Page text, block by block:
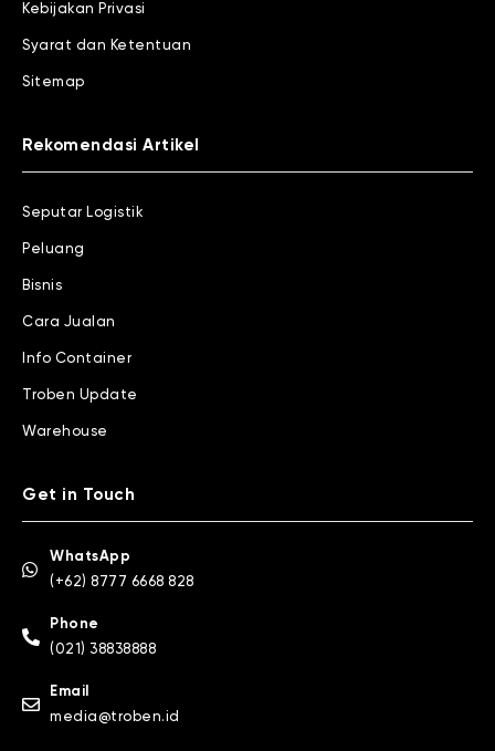
Kebijakan Privasi
Syarat dan Ketentuan
Sitemap
Rekomendasi Artikel
Seputar Logistik
Peluang
Bisnis
Cara Jualan
Info Container
Troben Update
Warehouse
Get in Touch
WhatsApp
(+62) 8777 6668 828
Phone
(021) 38838888
Email
media@troben.id